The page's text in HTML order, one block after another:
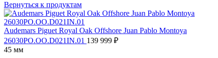
Вернуться к продуктам
Audemars Piguet Royal Oak Offshore Juan Pablo Montoya
26030PO.OO.D021IN.01 139 999 ₽
45 мм